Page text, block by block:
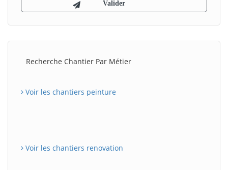
Recherche Chantier Par Métier
Voir les chantiers peinture
Voir les chantiers renovation